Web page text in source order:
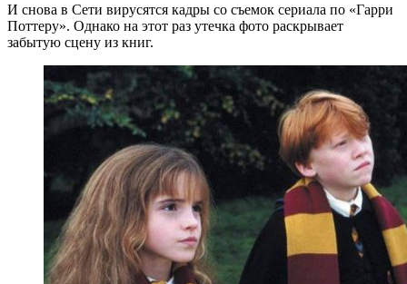
И снова в Сети вирусятся кадры со съемок сериала по «Гарри
Поттеру». Однако на этот раз утечка фото раскрывает
забытую сцену из книг.